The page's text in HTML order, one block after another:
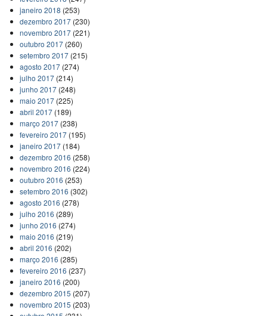
janeiro 2018 (253)
dezembro 2017(230)
novembro 2017(221)
outubro 2017(260)
setembro 2017(215)
agosto 2017(274)
julho 2017(214)
junho 2017(248)
maio 2017(225)
abril 2017(189)
março 2017(238)
fevereiro 2017(195)
janeiro 2017(184)
dezembro 2016 (258)
novembro 2016 (224)
outubro 2016 (253)
setembro 2016 (302)
agosto 2016 (278)
julho 2016 (289)
junho 2016 (274)
maio 2016 (219)
abril 2016 (202)
março 2016 (285)
fevereiro 2016 (237)
janeiro 2016 (200)
dezembro 2015 (207)
novembro 2015 (203)